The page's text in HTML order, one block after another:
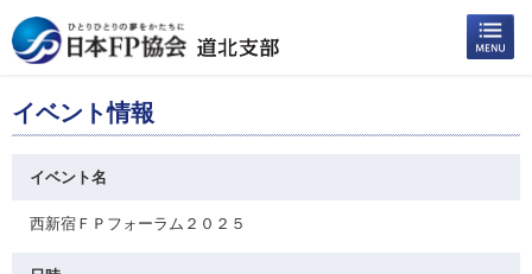
イベント情報
イベント名
西新宿ＦＰフォーラム２０２５